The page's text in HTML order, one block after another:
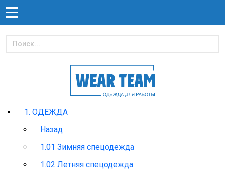
1. ОДЕЖДА
Назад
1.01 Зимняя спецодежда
1.02 Летняя спецодежда